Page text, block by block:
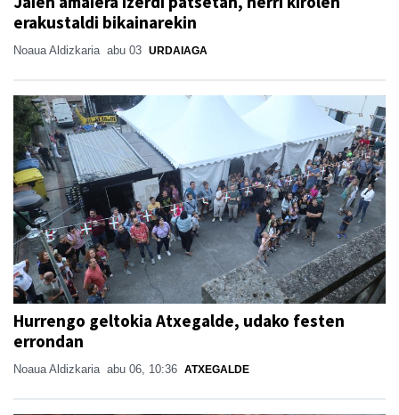
erakustaldi bikainarekin
Noaua Aldizkaria abu 03 URDAIAGA
Hurrengo geltokia Atxegalde, udako festen
errondan
Noaua Aldizkaria abu 06, 10:36 ATXEGALDE